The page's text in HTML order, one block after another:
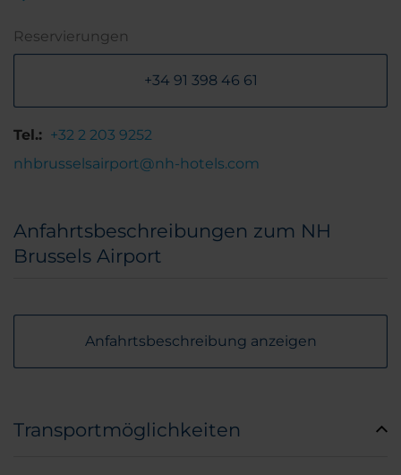
Reservierungen
+34 91 398 46 61
Tel.: +32 2 203 9252
nhbrusselsairport@nh-hotels.com
Anfahrtsbeschreibungen zum NH
Brussels Airport
Anfahrtsbeschreibung anzeigen
Transportmöglichkeiten